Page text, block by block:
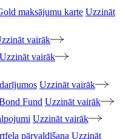
maksājumu karte Uzzināt
vairāk
Uzzināt vairāk
Uzzināt vairāk
Fund Uzzināt vairāk
Uzzināt vairāk
pārvaldīšana Uzzināt